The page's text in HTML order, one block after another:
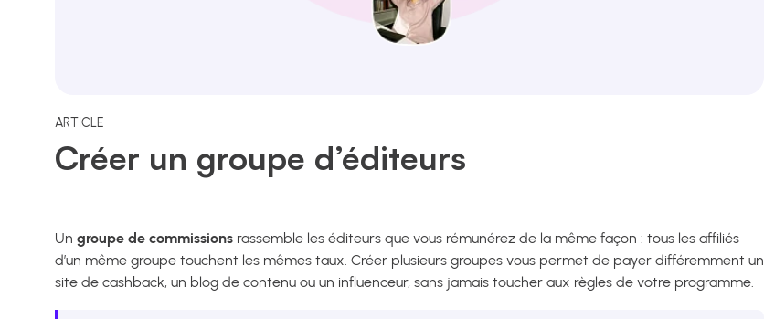
ARTICLE
Créer un groupe d’éditeurs
Un groupe de commissions rassemble les éditeurs que vous rémunérez de la même façon : tous les affiliés
d’un même groupe touchent les mêmes taux. Créer plusieurs groupes vous permet de payer différemment un
site de cashback, un blog de contenu ou un influenceur, sans jamais toucher aux règles de votre programme.